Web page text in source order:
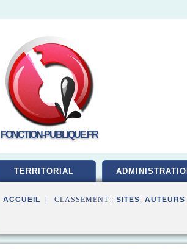
FONCTION-PUBLIQUE.FR
TERRITORIAL
ACCUEIL | CLASSEMENT : SITES, AUTEURS